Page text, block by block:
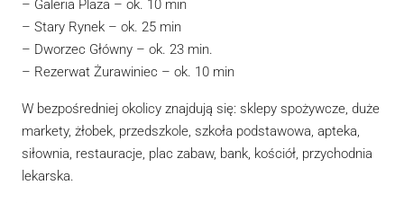
– Galeria Plaza – ok. 10 min
– Stary Rynek – ok. 25 min
– Dworzec Główny – ok. 23 min.
– Rezerwat Żurawiniec – ok. 10 min
W bezpośredniej okolicy znajdują się: sklepy spożywcze, duże
markety, żłobek, przedszkole, szkoła podstawowa, apteka,
siłownia, restauracje, plac zabaw, bank, kościół, przychodnia
lekarska.